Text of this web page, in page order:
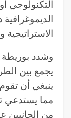
التكنولوجي
الاستراتيجية
وشدد بوريطة
يجمع بين
ينبغي أن تقوم
مما يستدعي
من الجانبين